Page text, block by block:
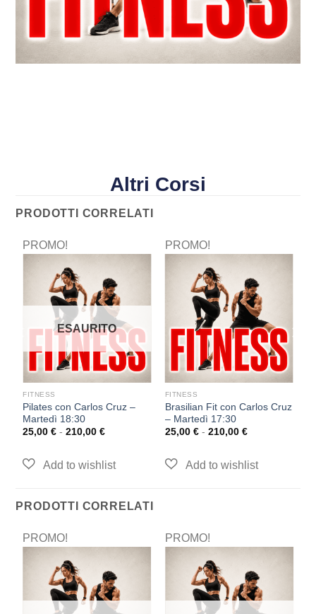
Altri Corsi
PRODOTTI CORRELATI
PROMO!
ESAURITO
FITNESS
Pilates con Carlos Cruz –
Martedì 18:30
25,00€ - 210,00€
PROMO!
FITNESS
Brasilian Fit con Carlos Cruz
– Martedì 17:30
25,00 € - 210,00 €
PRODOTTI CORRELATI
PROMO! PROMO!